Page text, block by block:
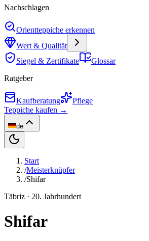
Nachschlagen
Orientteppiche erkennen
Wert & Qualität
Siegel & Zertifikate
Glossar
Ratgeber
Kaufberatung
Pflege
Teppiche kaufen →
de
Start
/Meisterknüpfer
/Shifar
Täbriz · 20. Jahrhundert
Shifar